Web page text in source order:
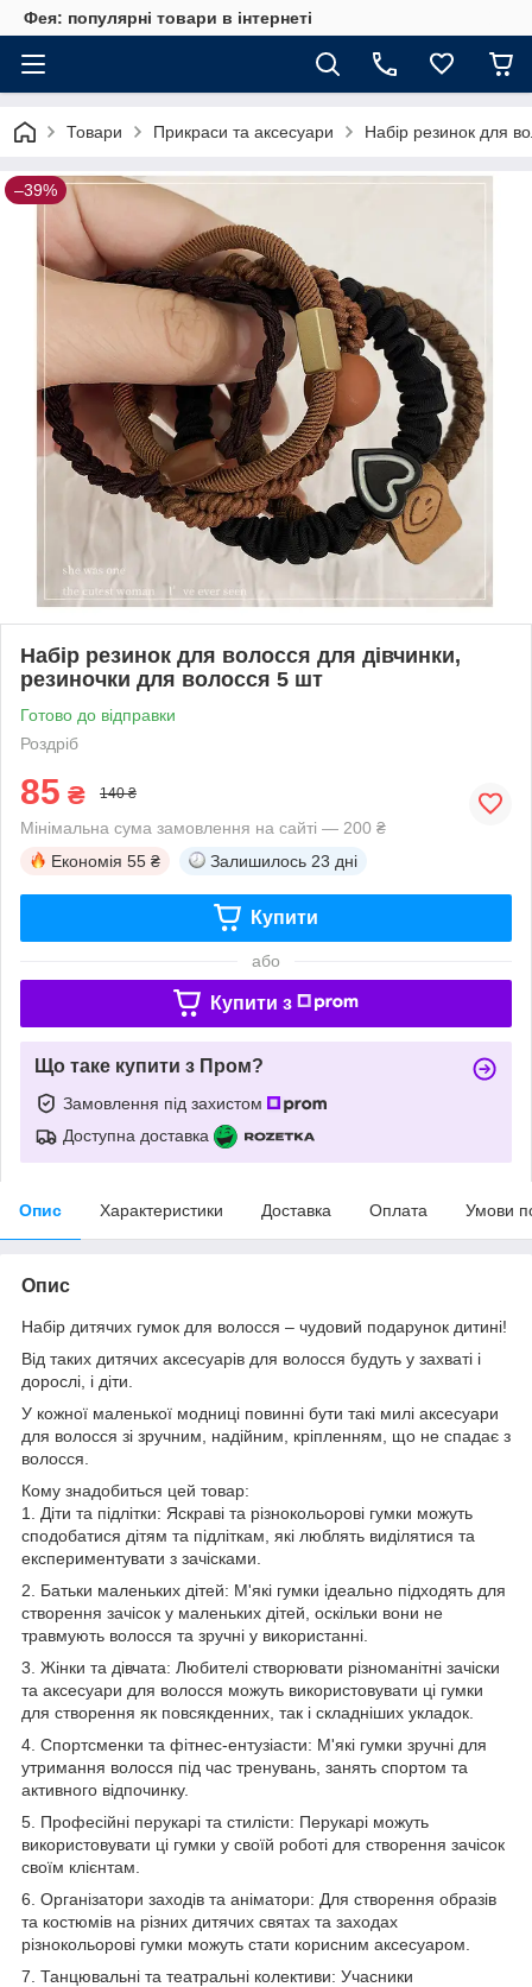
Фея: популярні товари в інтернеті
Товари Прикраси та аксесуари Набір резинок для
–39%
Набір резинок для волосся для дівчинки,
резиночки для волосся 5 шт
Готово до відправки
Роздріб
85 ₴ 140 ₴
Мінімальна сума замовлення на сайті — 200 ₴
Економія 55 ₴ Залишилось 23 дні
Купити
або
Купити з
Що таке купити з Пром?
Замовлення під захистом
Доступна доставка
Опис Характеристики Доставка Оплата Умови
Опис
Набір дитячих гумок для волосся – чудовий подарунок дитині!
Від таких дитячих аксесуарів для волосся будуть у захваті і
дорослі, і діти.
У кожної маленької модниці повинні бути такі милі аксесуари
для волосся зі зручним, надійним, кріпленням, що не спадає з
волосся.
Кому знадобиться цей товар:
1. Діти та підлітки: Яскраві та різнокольорові гумки можуть
сподобатися дітям та підліткам, які люблять виділятися та
експериментувати з зачісками.
2. Батьки маленьких дітей: М'які гумки ідеально підходять для
створення зачісок у маленьких дітей, оскільки вони не
травмують волосся та зручні у використанні.
3. Жінки та дівчата: Любителі створювати різноманітні зачіски
та аксесуари для волосся можуть використовувати ці гумки
для створення як повсякденних, так і складніших укладок.
4. Спортсменки та фітнес-ентузіасти: М'які гумки зручні для
утримання волосся під час тренувань, занять спортом та
активного відпочинку.
5. Професійні перукарі та стилісти: Перукарі можуть
використовувати ці гумки у своїй роботі для створення зачісок
своїм клієнтам.
6. Організатори заходів та аніматори: Для створення образів
та костюмів на різних дитячих святах та заходах
різнокольорові гумки можуть стати корисним аксесуаром.
7. Танцювальні та театральні колективи: Учасники